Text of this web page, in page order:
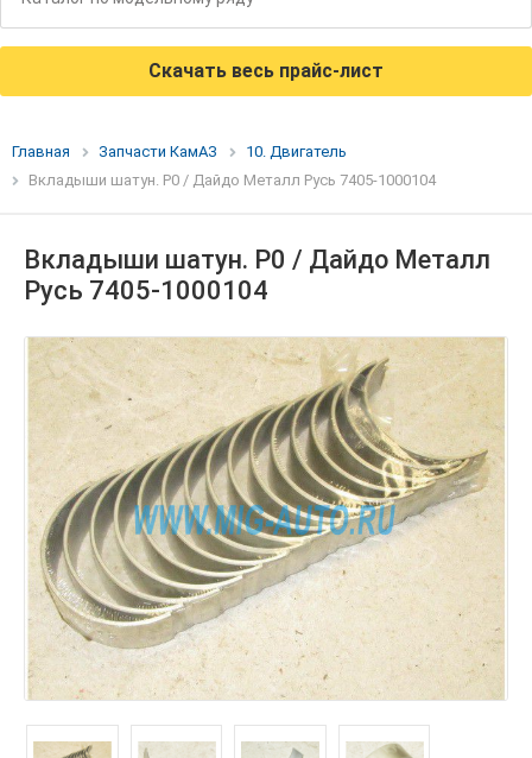
Скачать весь прайс-лист
Главная Запчасти КамАЗ
10. Двигатель
Вкладыши шатун. Р0 / Дайдо Металл Русь 7405-1000104
Вкладыши шатун. Р0 / Дайдо Металл
Русь 7405-1000104